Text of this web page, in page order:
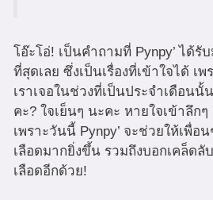
โอ๊ะโอ่! เป็นคำถามที่ Pynpy’ ได้รั
ที่สุดเลย ซึ่งเป็นเรื่องที่เข้าใจได้ เพ
เราเจอในช่วงที่เป็นประจำเดือนนั้น
คะ? ใจเย็นๆ นะคะ หายใจเข้าลึก
เพราะวันนี้ Pynpy’ จะช่วยให้เพื่อ
เลือดมากยิ่งขึ้น รวมถึงบอกเคล็ดลั
เลือดอีกด้วย!